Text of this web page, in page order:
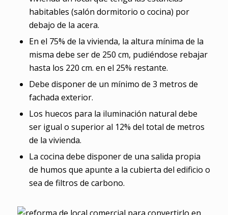
habitables (salón dormitorio o cocina) por
debajo de la acera.
En el 75% de la vivienda, la altura mínima de la
misma debe ser de 250 cm, pudiéndose rebajar
hasta los 220 cm. en el 25% restante.
Debe disponer de un mínimo de 3 metros de
fachada exterior.
Los huecos para la iluminación natural debe
ser igual o superior al 12% del total de metros
de la vivienda.
La cocina debe disponer de una salida propia
de humos que apunte a la cubierta del edificio o
sea de filtros de carbono.